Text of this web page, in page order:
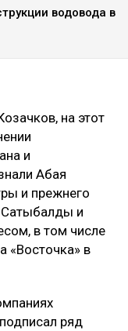
водовода в
на этот
и
Абая
и прежнего
Сатыбалды и
в том числе
«Восточка» в
ряд